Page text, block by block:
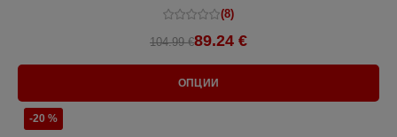
(8)
104.99 €89.24 €
ОПЦИИ
-20 %